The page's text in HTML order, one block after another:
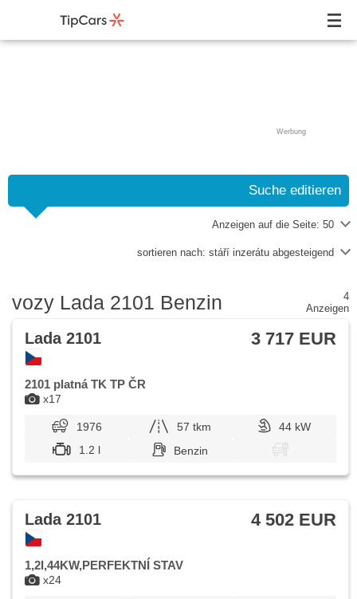
Werbung
Suche editieren
Anzeigen auf die Seite: 50
sortieren nach: stáří inzerátu abgesteigend
vozy Lada 2101 Benzin
4
Anzeigen
x17
Lada 2101 3 717 EUR
2101 platná TK TP ČR
1976 57 tkm
44 kW
1.2 l
Benzin
x24
Lada 2101 4 502 EUR
1,2I,44KW,PERFEKTNÍ STAV